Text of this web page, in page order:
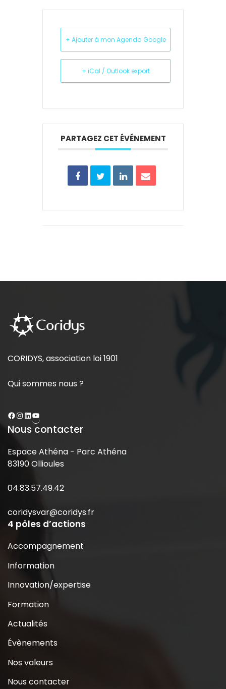
+ Ajouter à mon Agenda Google
+ iCal / Outlook export
PARTAGEZ CET ÉVÉNEMENT
CORIDYS, association loi 1901
Qui sommes nous ?
Nous contacter
Espace Athéna - Parc Athéna
83190 Ollioules
04.83.57.49.42
coridysvar@coridys.fr
4 pôles d’actions
Accompagnement
Information
Innovation/expertise
Formation
Actualités
Évènements
Nos valeurs
Nous contacter